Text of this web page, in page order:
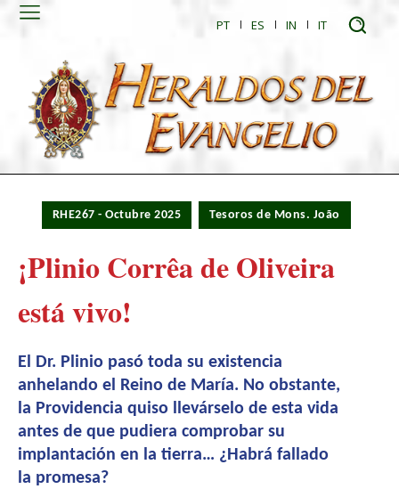
PT ES IN IT
RHE267 - Octubre 2025 Tesoros de Mons. João
¡Plinio Corrêa de Oliveira
está vivo!
El Dr. Plinio pasó toda su existencia
anhelando el Reino de María. No obstante,
la Providencia quiso llevárselo de esta vida
antes de que pudiera comprobar su
implantación en la tierra… ¿Habrá fallado
la promesa?